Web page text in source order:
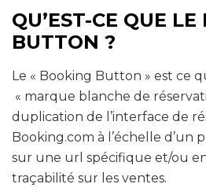
QU’EST-CE QUE
BUTTON ?
Le « Booking Button » est ce
« marque blanche de
duplication de l’interface de
Booking.com à l’échelle d’un
sur une url spécifique et/ou
traçabilité sur les ventes.